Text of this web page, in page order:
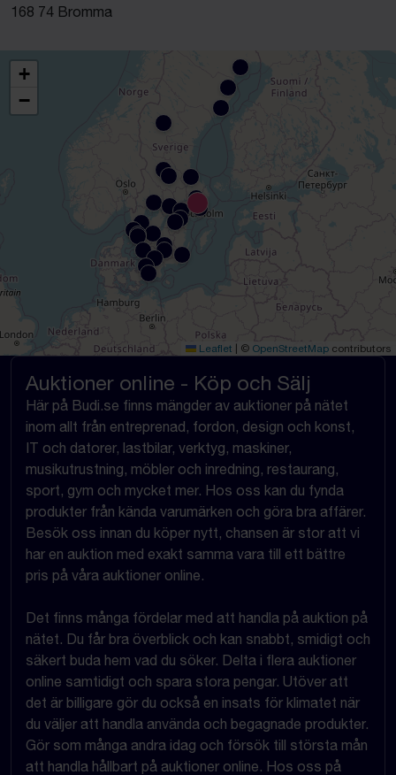
168 74 Bromma
+
−
Leaflet | © OpenStreetMap contributors
Auktioner online - Köp och Sälj
Här på Budi.se finns mängder av auktioner på nätet
inom allt från entreprenad, fordon, design och konst,
IT och datorer, lastbilar, verktyg, maskiner,
musikutrustning, möbler och inredning, restaurang,
sport, gym och mycket mer. Hos oss kan du fynda
produkter från kända varumärken och göra bra affärer.
Besök oss innan du köper nytt, chansen är stor att vi
har en auktion med exakt samma vara till ett bättre
pris på våra auktioner online.
Det finns många fördelar med att handla på auktion på
nätet. Du får bra överblick och kan snabbt, smidigt och
säkert buda hem vad du söker. Delta i flera auktioner
online samtidigt och spara stora pengar. Utöver att
det är billigare gör du också en insats för klimatet när
du väljer att handla använda och begagnade produkter.
Gör som många andra idag och försök till största mån
att handla hållbart på auktioner online. Hos oss på